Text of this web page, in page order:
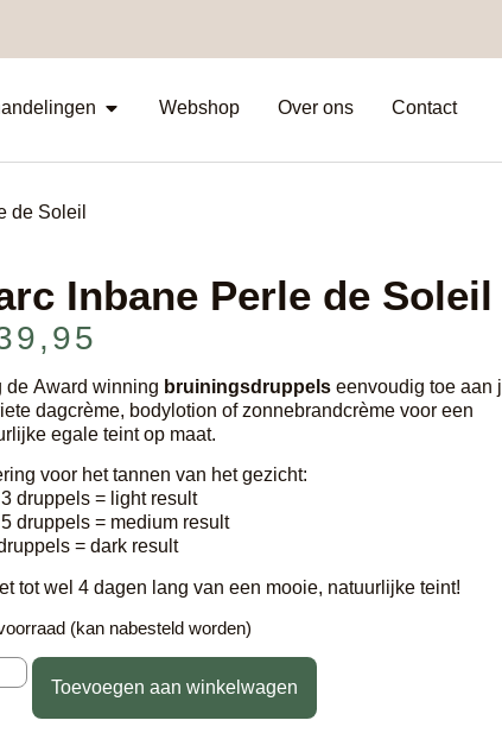
Webshop Over ons Contact
de Soleil
Inbane Perle de Soleil
de Award winning bruiningsdruppels eenvoudig toe aan
dagcrème, bodylotion of zonnebrandcrème voor een
egale teint op maat.
voor het tannen van het gezicht:
3 druppels = light result
5 druppels = medium result
= dark result
tot wel 4 dagen lang van een mooie, natuurlijke teint!
(kan nabesteld worden)
Toevoegen aan winkelwagen